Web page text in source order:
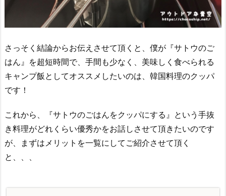
さっそく結論からお伝えさせて頂くと、僕が『サトウのご
はん』を超短時間で、手間も少なく、美味しく食べられる
キャンプ飯としてオススメしたいのは、韓国料理のクッパ
です！
これから、『サトウのごはんをクッパにする』という手抜
き料理がどれくらい優秀かをお話しさせて頂きたいのです
が、まずはメリットを一覧にしてご紹介させて頂く
と、、、